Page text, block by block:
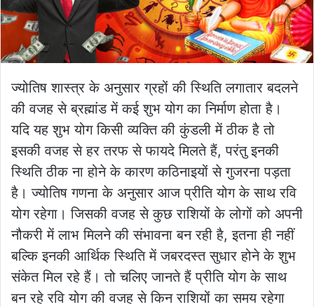
ज्योतिष शास्त्र के अनुसार ग्रहों की स्थिति लगातार बदलने
की वजह से ब्रह्मांड में कई शुभ योग का निर्माण होता है।
यदि यह शुभ योग किसी व्यक्ति की कुंडली में ठीक है तो
इसकी वजह से हर तरफ से फायदे मिलते हैं, परंतु इनकी
स्थिति ठीक ना होने के कारण कठिनाइयों से गुजरना पड़ता
है। ज्योतिष गणना के अनुसार आज प्रीति योग के साथ रवि
योग रहेगा। जिसकी वजह से कुछ राशियों के लोगों को अपनी
नौकरी में लाभ मिलने की संभावना बन रही है, इतना ही नहीं
बल्कि इनकी आर्थिक स्थिति में जबरदस्त सुधार होने के शुभ
संकेत मिल रहे हैं। तो चलिए जानते हैं प्रीति योग के साथ
बन रहे रवि योग की वजह से किन राशियों का समय रहेगा